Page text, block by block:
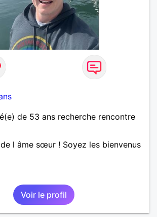
de 53 ans recherche rencontre
l âme sœur ! Soyez les bienvenus
Voir le profil